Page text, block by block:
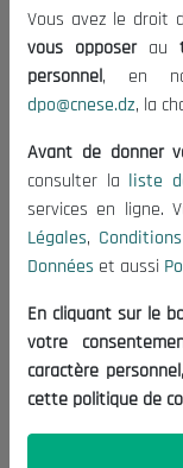
Publications
Useful
Calls for
Legal Notices
Terms of Use
Data
Cookie Policy
Contact
(+213)
Newsletter
Inscrivez-
Vous avez le droit
vous opposerau
personnel, en
dpo@cnese.dz, la
Avant de donner
consulter la liste
services en ligne.
Légales,
Données et aussi
En cliquant sur le
votre
caractère
cette politique de